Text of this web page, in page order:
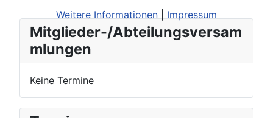
Mitglieder-/Abteilungsversam
mlungen
Keine Termine
Weitere Informationen
Impressum